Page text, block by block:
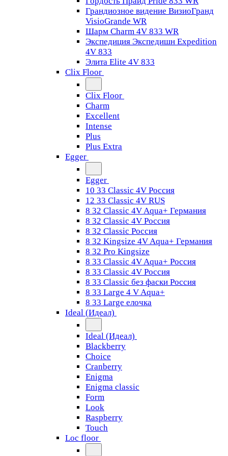
Грандиозное видение ВизиоГранд
VisioGrande WR
Шарм Charm 4V 833 WR
Экспедиция Экспедишн Expedition
4V 833
Элита Elite 4V 833
Clix Floor
Clix Floor
Charm
Excellent
Intense
Plus
Plus Extra
Egger
Egger
10 33 Classic 4V Россия
12 33 Classic 4V RUS
8 32 Classic 4V Aqua+ Германия
8 32 Classic 4V Россия
8 32 Classic Россия
8 32 Kingsize 4V Aqua+ Германия
8 32 Pro Kingsize
8 33 Classic 4V Aqua+ Россия
8 33 Classic 4V Россия
8 33 Classic без фаски Россия
8 33 Large 4 V Aqua+
8 33 Large елочка
Ideal (Идеал)
Ideal (Идеал)
Blackberry
Choice
Cranberry
Enigma
Enigma classic
Form
Look
Raspberry
Touch
Loc floor